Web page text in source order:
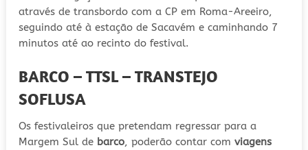
através de transbordo com a CP em Roma-Areeiro,
seguindo até à estação de Sacavém e caminhando 7
minutos até ao recinto do festival.
BARCO – TTSL – TRANSTEJO
SOFLUSA
Os festivaleiros que pretendam regressar para a
Margem Sul de barco, poderão contar com viagens